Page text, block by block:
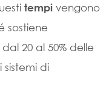
tempi vengono
sostiene
20 al 50% delle
sistemi di